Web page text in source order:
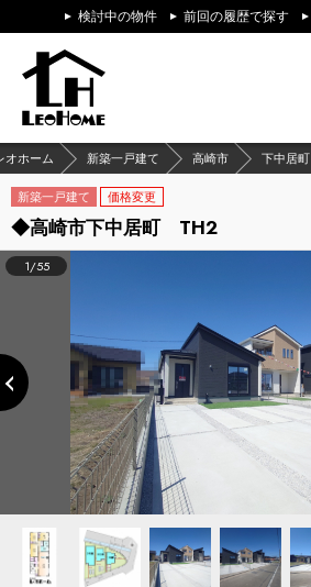
検討中の物件 前回の履歴で探す
オホーム 新築一戸建て 高崎市 下中居町
新築一戸建て 価格変更
◆高崎市下中居町 TH2
1/55